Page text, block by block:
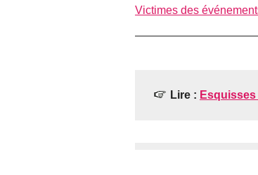
Victimes des
Lire :